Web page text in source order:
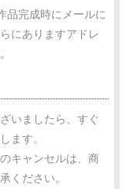
品完成時にメールに
にありますアドレ
いましたら、すぐ
ます。
キャンセルは、商
ください。